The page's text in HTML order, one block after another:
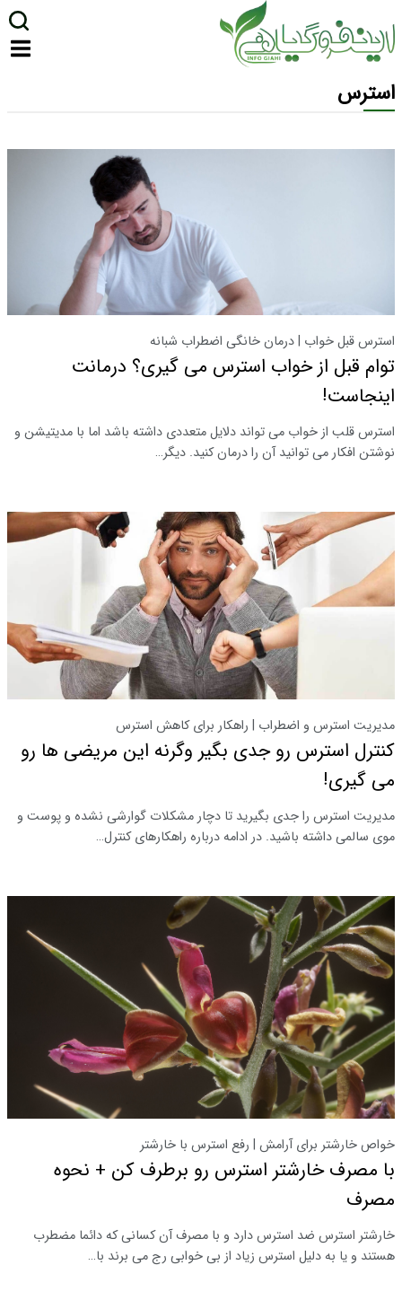
استرس
استرس قبل خواب | درمان خانگی اضطراب شبانه
توام قبل از خواب استرس می گیری؟ درمانت
اینجاست!
استرس قلب از خواب می تواند دلایل متعددی داشته باشد اما با مدیتیشن و
نوشتن افکار می توانید آن را درمان کنید. دیگر…
مدیریت استرس و اضطراب | راهکار برای کاهش استرس
کنترل استرس رو جدی بگیر وگرنه این مریضی ها رو
می گیری!
مدیریت استرس را جدی بگیرید تا دچار مشکلات گوارشی نشده و پوست و
موی سالمی داشته باشید. در ادامه درباره راهکارهای کنترل…
خواص خارشتر برای آرامش | رفع استرس با خارشتر
با مصرف خارشتر استرس رو برطرف کن + نحوه
مصرف
خارشتر استرس ضد استرس دارد و با مصرف آن کسانی که دائما مضطرب
هستند و یا به دلیل استرس زیاد از بی خوابی رج می برند با…